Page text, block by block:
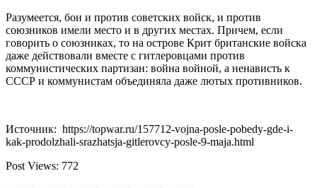
Разумеется, бои и против советских войск, и против
союзников имели место и в других местах. Причем, если
говорить о союзниках, то на острове Крит британские войска
даже действовали вместе с гитлеровцами против
коммунистических партизан: война войной, а ненависть к
СССР и коммунистам объединяла даже лютых противников.
Источник: https://topwar.ru/157712-vojna-posle-pobedy-gde-i-
kak-prodolzhali-srazhatsja-gitlerovcy-posle-9-maja.html
Post Views: 772